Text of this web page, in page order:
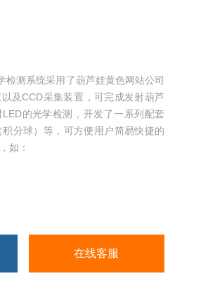
检测系统采用了葫芦娃黄色网站公司
CCD采集装置，可完成发射葫芦
LED的光学检测，开发了一系列配套
分球）等，可方便用户简易快捷的
：
在线客服